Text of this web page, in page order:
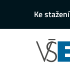
Ke stažení